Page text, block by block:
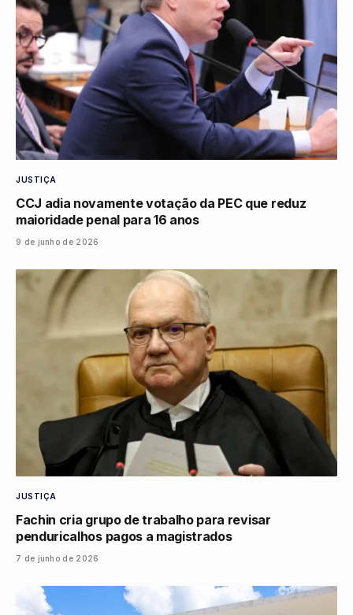
JUSTIÇA
CCJ adia novamente votação da PEC que reduz
maioridade penal para 16 anos
9 de junho de 2026
JUSTIÇA
Fachin cria grupo de trabalho para revisar
penduricalhos pagos a magistrados
7 de junho de 2026